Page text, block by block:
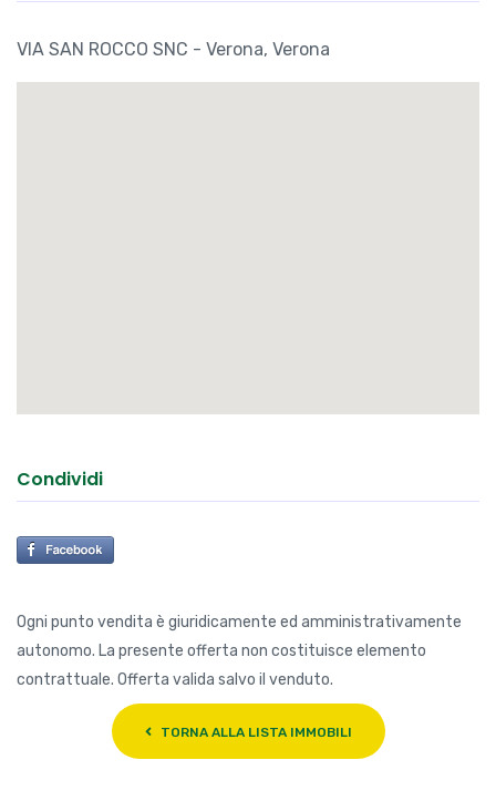
VIA SAN ROCCO SNC - Verona, Verona
Condividi
Ogni punto vendita è giuridicamente ed amministrativamente
autonomo. La presente offerta non costituisce elemento
contrattuale. Offerta valida salvo il venduto.
TORNA ALLA LISTA IMMOBILI